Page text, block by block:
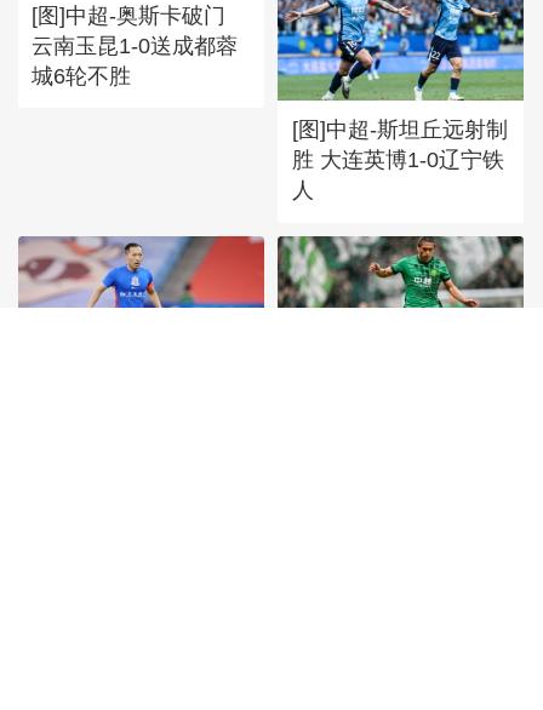
[图]中超-奥斯卡破门
云南玉昆1-0送成都蓉
城6轮不胜
[图]中超-斯坦丘远射制
胜 大连英博1-0辽宁铁
人